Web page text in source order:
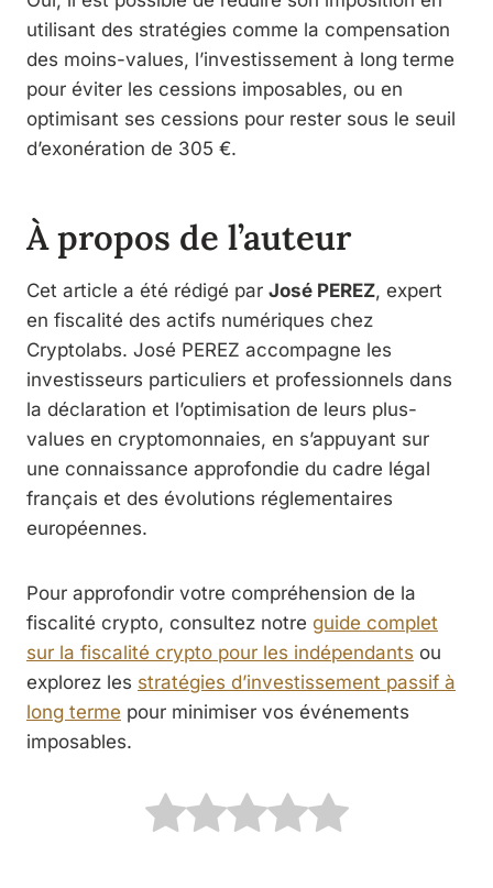
utilisant des stratégies comme la compensation
des moins-values, l’investissement à long terme
pour éviter les cessions imposables, ou en
optimisant ses cessions pour rester sous le seuil
d’exonération de 305 €.
À propos de l’auteur
Cet article a été rédigé par José PEREZ, expert
en fiscalité des actifs numériques chez
Cryptolabs. José PEREZ accompagne les
investisseurs particuliers et professionnels dans
la déclaration et l’optimisation de leurs plus-
values en cryptomonnaies, en s’appuyant sur
une connaissance approfondie du cadre légal
français et des évolutions réglementaires
européennes.
Pour approfondir votre compréhension de la
fiscalité crypto, consultez notre guide complet
sur la fiscalité crypto pour les indépendants ou
explorez les stratégies d’investissement passif à
long terme pour minimiser vos événements
imposables.